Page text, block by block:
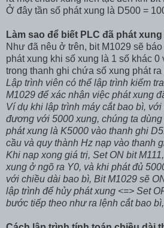
Ở đây tần số phát xung là D500 =
Làm sao để biết PLC đã phát
Như đã nêu ở trên, bit M1029 sẽ
phát xung khi số xung là 1 số khác
trong thanh ghi chứa số xung phát ra
Lập trình viên có thể lập trình kiểm
M1029 để xác nhận việc phát xung
Ví dụ khi lập trình máy cắt bao bì,
đương với 5000 xung, chúng ta
phát xung là K5000 vào thanh ghi
cầu và quy thành Hz nạp vào thanh
Khi nạp xong giá trị, Set ON bit
xung ở ngõ ra Y0, và khi phát đủ
với chiều dài bao bì, Bit M1029 sẽ
lập trình để hủy phát xung <=> Set
bước tiếp theo như ra lệnh cắt bao